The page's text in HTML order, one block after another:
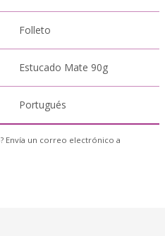
Folleto
Estucado Mate 90g
Portugués
Envía un correo electrónico a